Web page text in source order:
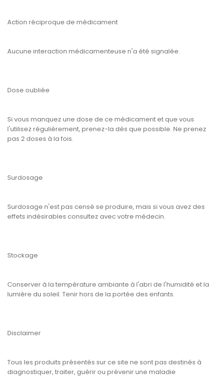
Action réciproque de médicament
Aucune interaction médicamenteuse n'a été signalée.
Dose oubliée
Si vous manquez une dose de ce médicament et que vous
l'utilisez régulièrement, prenez-la dès que possible. Ne prenez
pas 2 doses à la fois.
Surdosage
Surdosage n'est pas censé se produire, mais si vous avez des
effets indésirables consultez avec votre médecin.
Stockage
Conserver à la température ambiante à l'abri de l'humidité et la
lumière du soleil. Tenir hors de la portée des enfants.
Disclaimer
Tous les produits présentés sur ce site ne sont pas destinés à
diagnostiquer, traiter, guérir ou prévenir une maladie